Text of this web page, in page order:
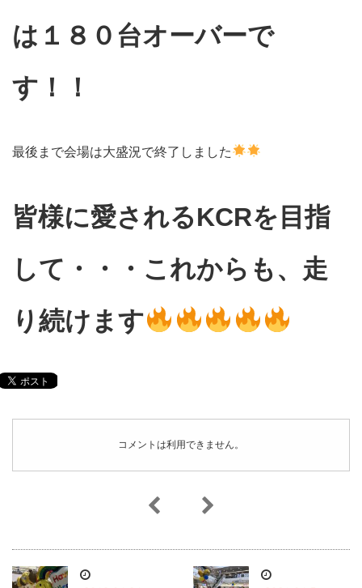
は１８０台オーバーで
す！！
最後まで会場は大盛況で終了しました
皆様に愛されるKCRを目指
して・・・これからも、走
り続けます
コメントは利用できません。